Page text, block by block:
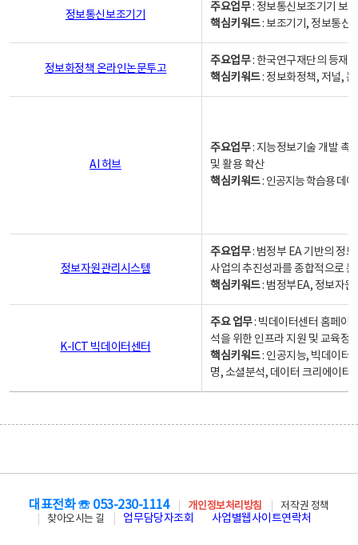
정보통신보조기기
주요업무: 정보통신보조기기 보
핵심키워드: 보조기기, 정보통신
정보화정책 온라인논문투고
주요업무: 한국연구재단의 등재
핵심키워드: 정보화정책, 저널,
AI 허브
주요업무: 지능정보기술 개발 촉
및 활용 확산
핵심키워드: 인공지능 학습용 데
정보자원관리시스템
주요업무: 범정부 EA 기반의 정
사업의 추진성과를 종합적으로
핵심키워드: 범정부EA, 정보자
K-ICT 빅데이터센터
주요 업무: 빅데이터센터 홈페이
석을 위한 인프라 지원 및 교육정
핵심키워드: 인공지능, 빅데이터,
명, 소셜분석, 데이터 크리에이터
대표전화 ☏ 053-230-1114 개인정보처리방침
저작권 정책
찾아오시는 길
업무담당자조회 사업별웹사이트연락처